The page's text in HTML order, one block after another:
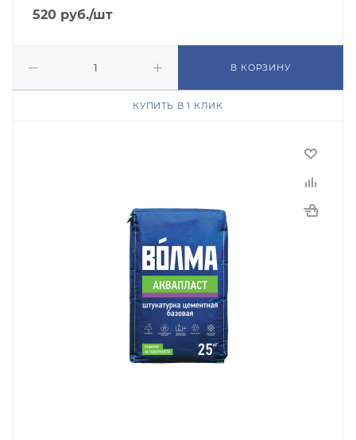
520 руб./шт
В КОРЗИНУ
КУПИТЬ В 1 КЛИК